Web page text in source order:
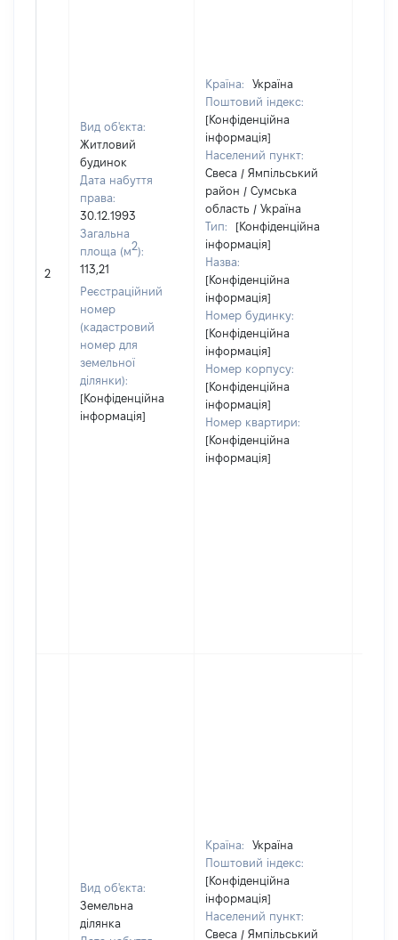
2
Вид об'єкта:
Житловий
будинок
Дата набуття
права:
30.12.1993
Загальна
площа (м2):
113,21
Реєстраційний
номер
(кадастровий
номер для
земельної
ділянки):
[Конфіденційна
інформація]
Країна:
Україна
Поштовий індекс:
[Конфіденційна
інформація]
Населений пункт:
Свеса / Ямпільський
район / Сумська
область / Україна
Тип:
[Конфіденційна
інформація]
Назва:
[Конфіденційна
інформація]
Номер будинку:
[Конфіденційна
інформація]
Номер корпусу:
[Конфіденційна
інформація]
Номер квартири:
[Конфіденційна
інформація]
Вид об'єкта:
Земельна
ділянка
Країна:
Україна
Поштовий індекс:
[Конфіденційна
інформація]
Населений пункт:
Свеса / Ямпільський